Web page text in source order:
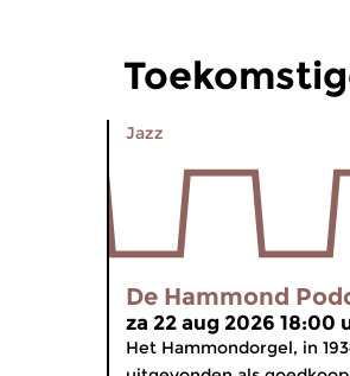
Jazz
De Hammond
za 22 aug 2026 18:00
Het Hammondorgel, in